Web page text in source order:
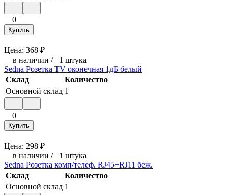
0
Купить
Цена: 368 ₽
в наличии / 1 штука
Sedna Розетка TV оконечная 1дБ белый
Склад
Количество
Основной склад 1
0
Купить
Цена: 298 ₽
в наличии / 1 штука
Sedna Розетка комп/телеф. RJ45+RJ11 беж.
Склад
Количество
Основной склад 1